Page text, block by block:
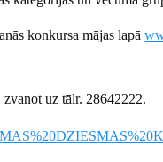
konkursa mājas lapā
uz tālr. 28642222.